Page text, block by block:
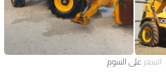
السعر على السوم